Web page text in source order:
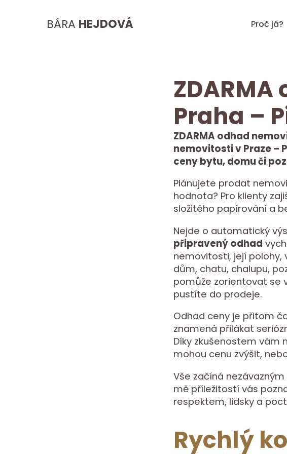
BÁRA HEJDOVÁ Proč já?
Praha –
ZDARMA odhad
nemovitosti v Praze –
ceny bytu, domu či
Plánujete prodat
hodnota? Pro klienty
složitého papírování a
Nejde o automatický
připravený odhad
nemovitosti, její polohy,
dům, chatu, chalupu,
pomůže zorientovat se
pustíte do prodeje.
Odhad ceny je přitom
znamená přilákat
Díky zkušenostem vám
mohou cenu zvýšit,
Vše začíná
mě příležitostí vás
respektem, lidsky a
Rychlý